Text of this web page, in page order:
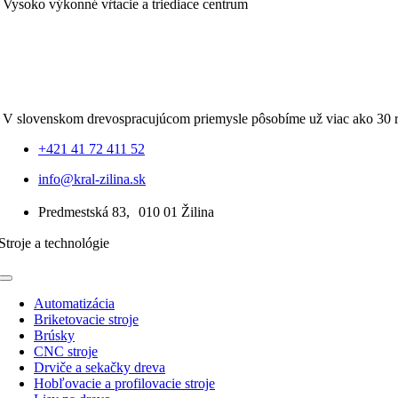
Vysoko výkonné vŕtacie a triediace centrum
V slovenskom drevospracujúcom priemysle pôsobíme už viac ako 30
+421 41 72 411 52
info@kral-zilina.sk
Predmestská 83, 010 01 Žilina
a technológie
Toggle
NavigationAutomatizácia
Briketovacie stroje
Brúsky
CNC stroje
Drviče a sekačky dreva
Hobľovacie a profilovacie stroje